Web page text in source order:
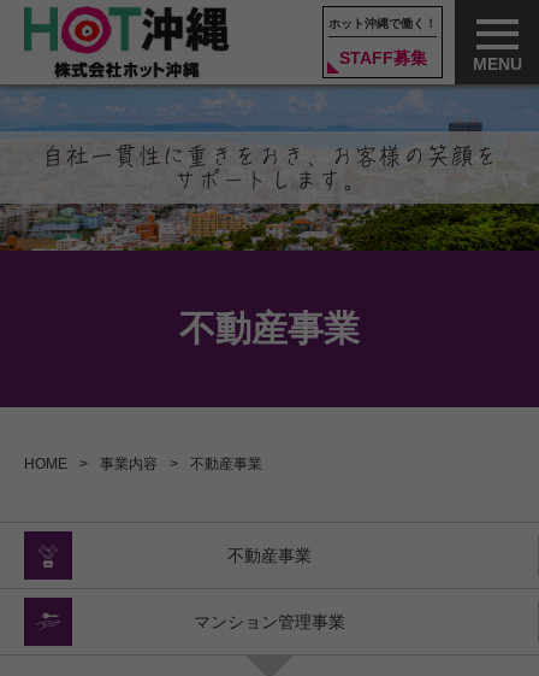
自社一貫性に重きをおき、お客様の笑顔を
サポートします。
ホット沖縄で働く！
STAFF募集 MENU
不動産事業
HOME 事業内容 不動産事業
不動産事業
マンション管理事業